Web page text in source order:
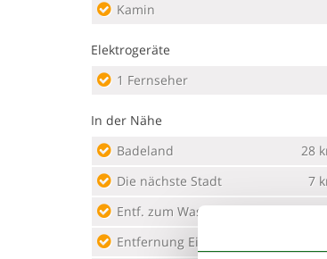
Kamin
Elektrogeräte
1 Fernseher
In der Nähe
Badeland
28
Die nächste Stadt
7
Entf. zum Wasser/Baden
500
Entfernung Einkauf